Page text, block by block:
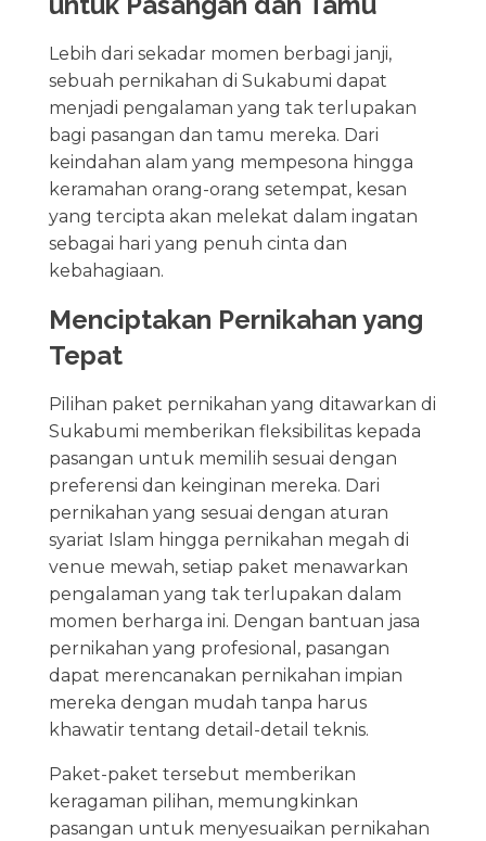
Lebih dari sekadar momen berbagi janji,
sebuah pernikahan di Sukabumi dapat
menjadi pengalaman yang tak terlupakan
bagi pasangan dan tamu mereka. Dari
keindahan alam yang mempesona hingga
keramahan orang-orang setempat, kesan
yang tercipta akan melekat dalam ingatan
sebagai hari yang penuh cinta dan
kebahagiaan.
Menciptakan Pernikahan yang
Tepat
Pilihan paket pernikahan yang ditawarkan di
Sukabumi memberikan fleksibilitas kepada
pasangan untuk memilih sesuai dengan
preferensi dan keinginan mereka. Dari
pernikahan yang sesuai dengan aturan
syariat Islam hingga pernikahan megah di
venue mewah, setiap paket menawarkan
pengalaman yang tak terlupakan dalam
momen berharga ini. Dengan bantuan jasa
pernikahan yang profesional, pasangan
dapat merencanakan pernikahan impian
mereka dengan mudah tanpa harus
khawatir tentang detail-detail teknis.
Paket-paket tersebut memberikan
keragaman pilihan, memungkinkan
pasangan untuk menyesuaikan pernikahan